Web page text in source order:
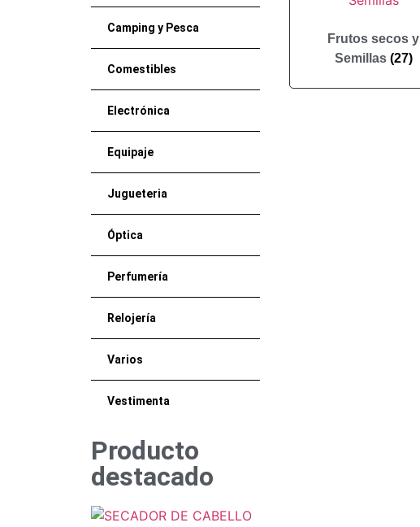
Camping y Pesca
Comestibles
Electrónica
Equipaje
Jugueteria
Óptica
Perfumería
Relojería
Varios
Vestimenta
Producto
destacado
Frutos secos y
Semillas (27)